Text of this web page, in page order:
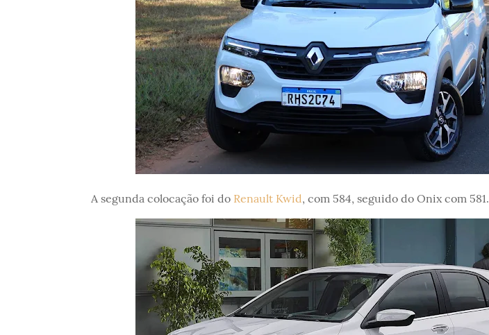
A segunda colocação foi do Renault Kwid, com 584, seguido do Onix com 581.